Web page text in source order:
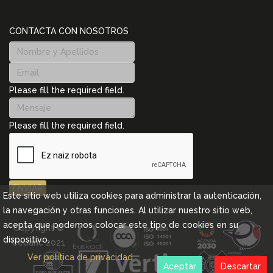
CONTACTA CON NOSOTROS
Please fill the required field.
Please fill the required field.
ENVIAR
Copyright ©
Cebanc 2021
Este sitio web utiliza cookies para administrar la autenticación,
la navegación y otras funciones. Al utilizar nuestro sitio web,
acepta que podemos colocar este tipo de cookies en su
dispositivo.
Ver política de privacidad
Descartar
Aceptar